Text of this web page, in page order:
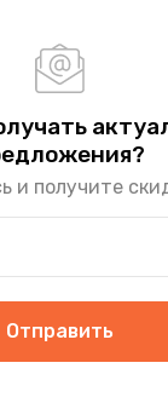
и получите
Отправить